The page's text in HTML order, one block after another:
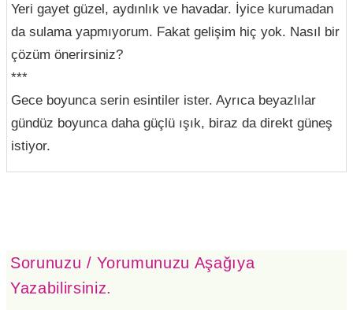
Yeri gayet güzel, aydınlık ve havadar. İyice kurumadan
da sulama yapmıyorum. Fakat gelişim hiç yok. Nasıl bir
çözüm önerirsiniz?
***
Gece boyunca serin esintiler ister. Ayrıca beyazlılar
gündüz boyunca daha güçlü ışık, biraz da direkt güneş
istiyor.
Sorunuzu / Yorumunuzu Aşağıya
Yazabilirsiniz.